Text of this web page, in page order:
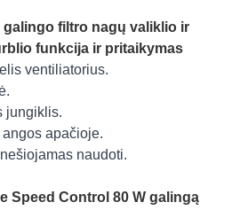
galingo filtro nagų valiklio ir
funkcija ir pritaikymas
ventiliatorius.
jungiklis.
apačioje.
naudoti.
Speed ​​Control 80 W galingą